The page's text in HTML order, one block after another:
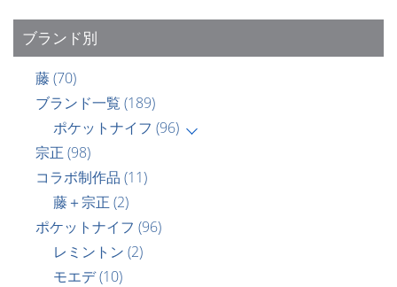
ブランド別
藤(70)
ブランド一覧 (189)
ポケットナイフ (96)
宗正 (98)
コラボ制作品 (11)
藤＋宗正 (2)
ポケットナイフ (96)
レミントン (2)
モエデ(10)